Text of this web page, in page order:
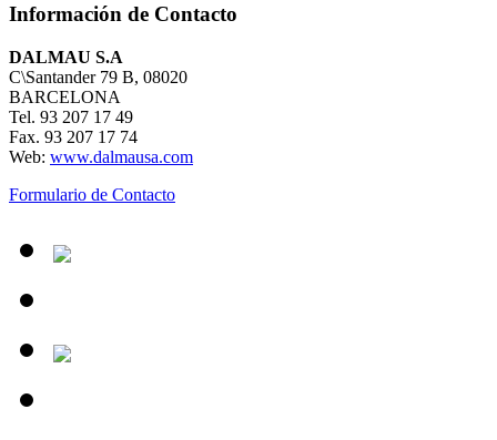
Información de Contacto
DALMAU S.A
C\Santander 79 B, 08020
BARCELONA
Tel. 93 207 17 49
Fax. 93 207 17 74
Web: www.dalmausa.com
Formulario de Contacto